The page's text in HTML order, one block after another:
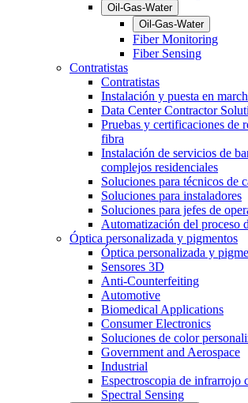
Oil-Gas-Water
Oil-Gas-Water
Fiber Monitoring
Fiber Sensing
Contratistas
Contratistas
Instalación y puesta en
Data Center Contractor
Pruebas y certificaciones de
fibra
Instalación de servicios de
complejos residenciales
Soluciones para técnicos de
Soluciones para instaladores
Soluciones para jefes de
Automatización del proceso
Óptica personalizada y pigmentos
Óptica personalizada y
Sensores 3D
Anti-Counterfeiting
Automotive
Biomedical Applications
Consumer Electronics
Soluciones de color
Government and Aerospace
Industrial
Espectroscopia de infrarrojo
Spectral Sensing